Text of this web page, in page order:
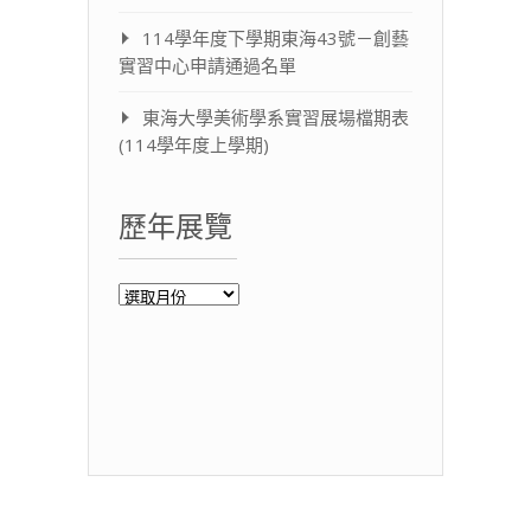
114學年度下學期東海43號－創藝
實習中心申請通過名單
東海大學美術學系實習展場檔期表
(114學年度上學期)
歷年展覽
歷